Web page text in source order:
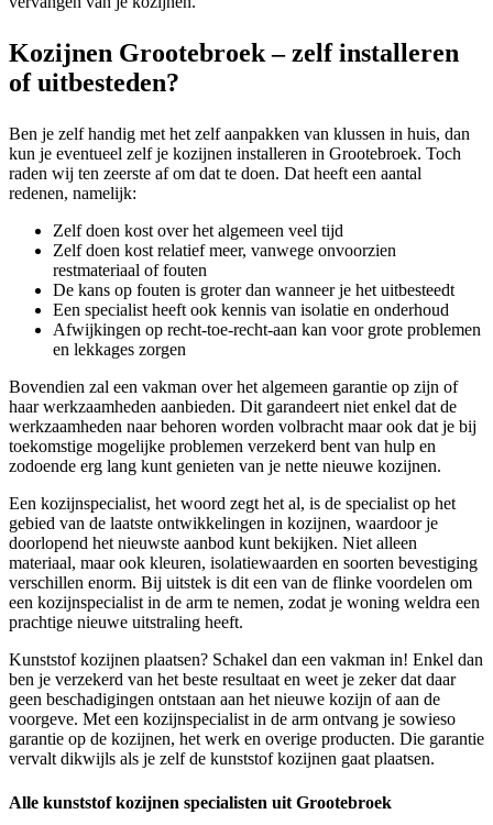
Kozijnen Grootebroek – zelf installeren
of uitbesteden?
Ben je zelf handig met het zelf aanpakken van klussen in huis, dan
kun je eventueel zelf je kozijnen installeren in Grootebroek. Toch
raden wij ten zeerste af om dat te doen. Dat heeft een aantal
redenen, namelijk:
Zelf doen kost over het algemeen veel tijd
Zelf doen kost relatief meer, vanwege onvoorzien
restmateriaal of fouten
De kans op fouten is groter dan wanneer je het uitbesteedt
Een specialist heeft ook kennis van isolatie en onderhoud
Afwijkingen op recht-toe-recht-aan kan voor grote problemen
en lekkages zorgen
Bovendien zal een vakman over het algemeen garantie op zijn of
haar werkzaamheden aanbieden. Dit garandeert niet enkel dat de
werkzaamheden naar behoren worden volbracht maar ook dat je bij
toekomstige mogelijke problemen verzekerd bent van hulp en
zodoende erg lang kunt genieten van je nette nieuwe kozijnen.
Een kozijnspecialist, het woord zegt het al, is de specialist op het
gebied van de laatste ontwikkelingen in kozijnen, waardoor je
doorlopend het nieuwste aanbod kunt bekijken. Niet alleen
materiaal, maar ook kleuren, isolatiewaarden en soorten bevestiging
verschillen enorm. Bij uitstek is dit een van de flinke voordelen om
een kozijnspecialist in de arm te nemen, zodat je woning weldra een
prachtige nieuwe uitstraling heeft.
Kunststof kozijnen plaatsen? Schakel dan een vakman in! Enkel dan
ben je verzekerd van het beste resultaat en weet je zeker dat daar
geen beschadigingen ontstaan aan het nieuwe kozijn of aan de
voorgeve. Met een kozijnspecialist in de arm ontvang je sowieso
garantie op de kozijnen, het werk en overige producten. Die garantie
vervalt dikwijls als je zelf de kunststof kozijnen gaat plaatsen.
Alle kunststof kozijnen specialisten uit Grootebroek